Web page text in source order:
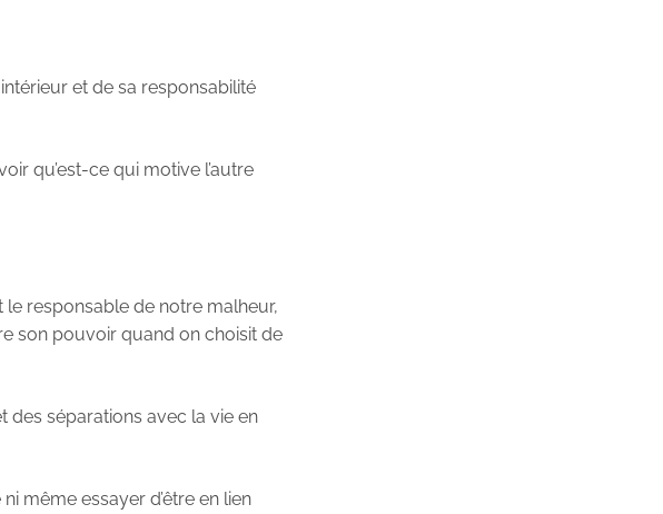
et de sa responsabilité
qu’est-ce qui motive l’autre
le responsable de notre malheur,
son pouvoir quand on choisit de
des séparations avec la vie en
même essayer d’être en lien